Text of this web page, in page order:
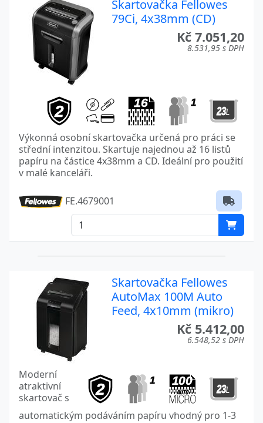
Skartovačka Fellowes
79Ci, 4x38mm (CD)
Kč 7.051,20
8.531,95 s DPH
Výkonná osobní skartovačka určená pro práci se
střední intenzitou. Skartuje najednou až 16 listů
papíru na částice 4x38mm a CD. Ideální pro použití
v malé kanceláři.
FE.4679001
Skartovačka Fellowes
AutoMax 100M Auto
Feed, 4x10mm (mikro)
Kč 5.412,00
6.548,52 s DPH
Moderní
atraktivní
skartovač s
automatickým podáváním papíru vhodný pro 1-3